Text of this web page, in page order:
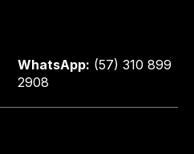
WhatsApp: (57) 310 899
2908